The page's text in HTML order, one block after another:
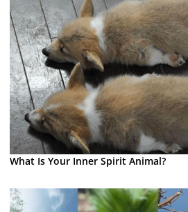
What Is Your Inner Spirit Animal?